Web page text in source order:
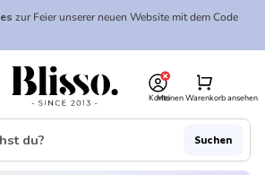
zur Feier unserer neuen Website mit dem Code
Startseite
Konto
Meinen Warenkorb ansehen
shopping_cart
Suchen